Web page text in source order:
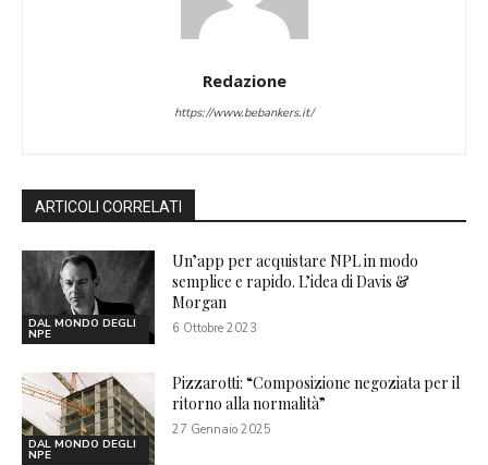
Redazione
https://www.bebankers.it/
ARTICOLI CORRELATI
DAL MONDO DEGLI
NPE
Un’app per acquistare NPL in modo
semplice e rapido. L’idea di Davis &
Morgan
6 Ottobre 2023
DAL MONDO DEGLI
NPE
Pizzarotti: “Composizione negoziata per il
ritorno alla normalità”
27 Gennaio 2025